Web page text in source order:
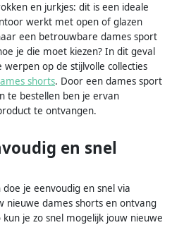
en jurkjes: dit is een ideale
werkt met open of glazen
een betrouwbare dames sport
je die moet kiezen? In dit geval
op de stijlvolle collecties
shorts. Door een dames sport
te bestellen ben je ervan
te ontvangen.
en snel
je eenvoudig en snel via
nieuwe dames shorts en ontvang
je zo snel mogelijk jouw nieuwe